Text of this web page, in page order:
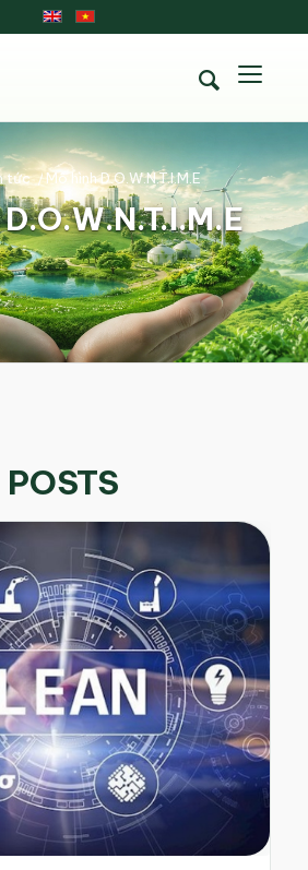
tức /Mô hình D.O.W.N.T.I.M.E
POSTS